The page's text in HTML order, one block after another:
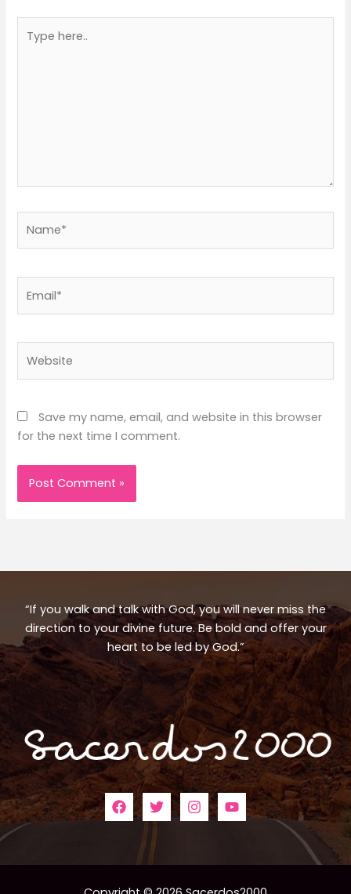
here..
Save my name, email, and website in this browser
for the next time I comment.
“If you walk and talk with God, you will never miss the
direction to your divine future. Be bold and offer your
heart to be led by God.”